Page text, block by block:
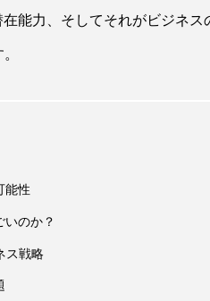
能力、そしてそれがビジネス
能性
いのか？
ス戦略